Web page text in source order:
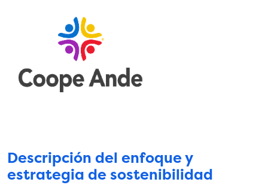
Descripción del enfoque y
estrategia de sostenibilidad